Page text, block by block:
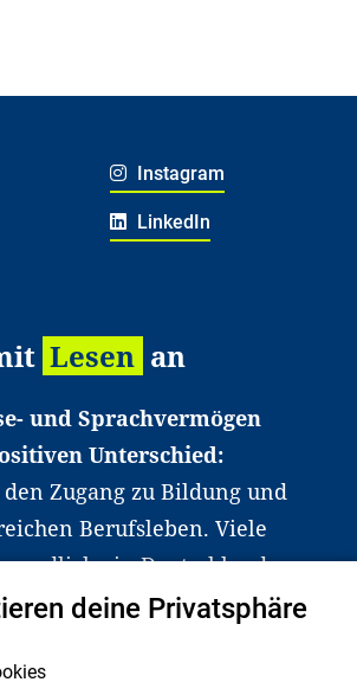
Instagram
LinkedIn
Lesen an
und Sprachvermögen
Unterschied:
Zugang zu Bildung und
Berufsleben. Viele
in Deutschland
Schwierigkeiten dabei.
an Erzieher*innen,
deine Privatsphäre